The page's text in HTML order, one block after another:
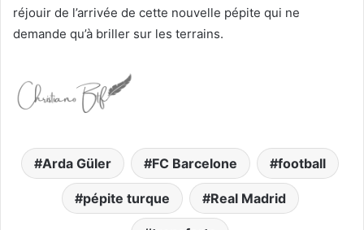
réjouir de l’arrivée de cette nouvelle pépite qui ne
demande qu’à briller sur les terrains.
Arda Güler FC Barcelone football
pépite turque Real Madrid